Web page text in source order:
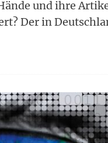
und ihre
Der in